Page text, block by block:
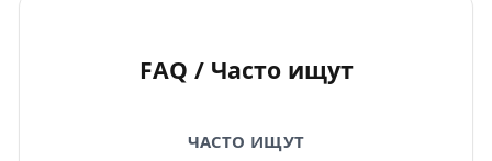
FAQ / Часто ищут
ЧАСТО ИЩУТ